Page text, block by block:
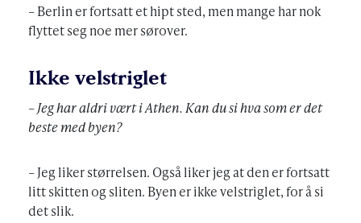
– Berlin er fortsatt et hipt sted, men mange har nok
flyttet seg noe mer sørover.
Ikke velstriglet
– Jeg har aldri vært i Athen. Kan du si hva som er det
beste med byen?
– Jeg liker størrelsen. Også liker jeg at den er fortsatt
litt skitten og sliten. Byen er ikke velstriglet, for å si
det slik.